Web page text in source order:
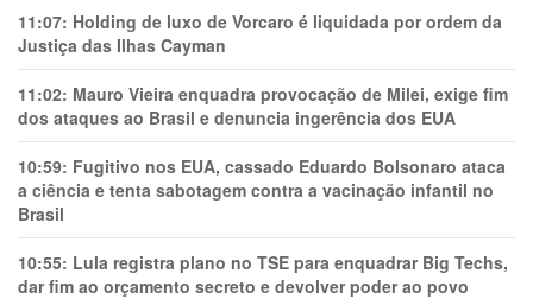
11:07: Holding de luxo de Vorcaro é liquidada por ordem da
Justiça das Ilhas Cayman
11:02: Mauro Vieira enquadra provocação de Milei, exige fim
dos ataques ao Brasil e denuncia ingerência dos EUA
10:59: Fugitivo nos EUA, cassado Eduardo Bolsonaro ataca
a ciência e tenta sabotagem contra a vacinação infantil no
Brasil
10:55: Lula registra plano no TSE para enquadrar Big Techs,
dar fim ao orçamento secreto e devolver poder ao povo